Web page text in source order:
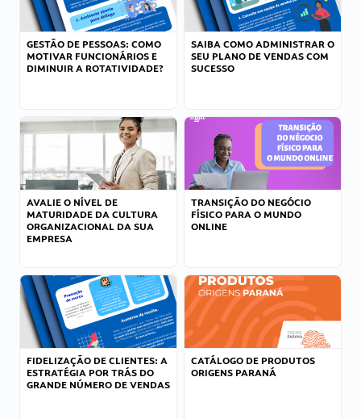
GESTÃO DE PESSOAS: COMO
MOTIVAR FUNCIONÁRIOS E
DIMINUIR A ROTATIVIDADE?
SAIBA COMO ADMINISTRAR O
SEU PLANO DE VENDAS COM
SUCESSO
AVALIE O NÍVEL DE
MATURIDADE DA CULTURA
ORGANIZACIONAL DA SUA
EMPRESA
TRANSIÇÃO DO NEGÓCIO
FÍSICO PARA O MUNDO
ONLINE
FIDELIZAÇÃO DE CLIENTES: A
ESTRATÉGIA POR TRÁS DO
GRANDE NÚMERO DE VENDAS
CATÁLOGO DE PRODUTOS
ORIGENS PARANÁ